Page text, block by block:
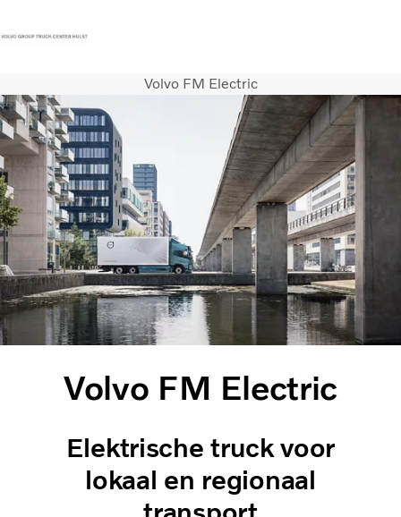
PersberichtenInloggen
Volvo Trucks
Renault Trucks
Renault Bedrijfswagens
Services
Nieuws
Volvo FM Electric
Volvo FM Electric
Elektrische truck voor
lokaal en regionaal